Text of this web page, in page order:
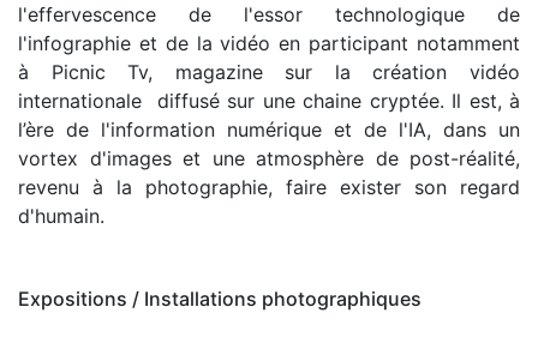
l'effervescence de l'essor technologique de
l'infographie et de la vidéo en participant notamment
à Picnic Tv, magazine sur la création vidéo
internationale diffusé sur une chaine cryptée. Il est, à
l’ère de l'information numérique et de l'IA, dans un
vortex d'images et une atmosphère de post-réalité,
revenu à la photographie, faire exister son regard
d'humain.
Expositions / Installations photographiques